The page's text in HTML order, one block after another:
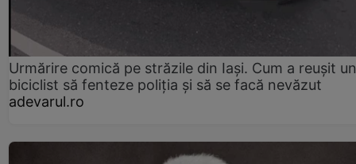
Urmărire comică pe străzile din Iași. Cum a reușit un
biciclist să fenteze poliția și să se facă nevăzut
adevarul.ro